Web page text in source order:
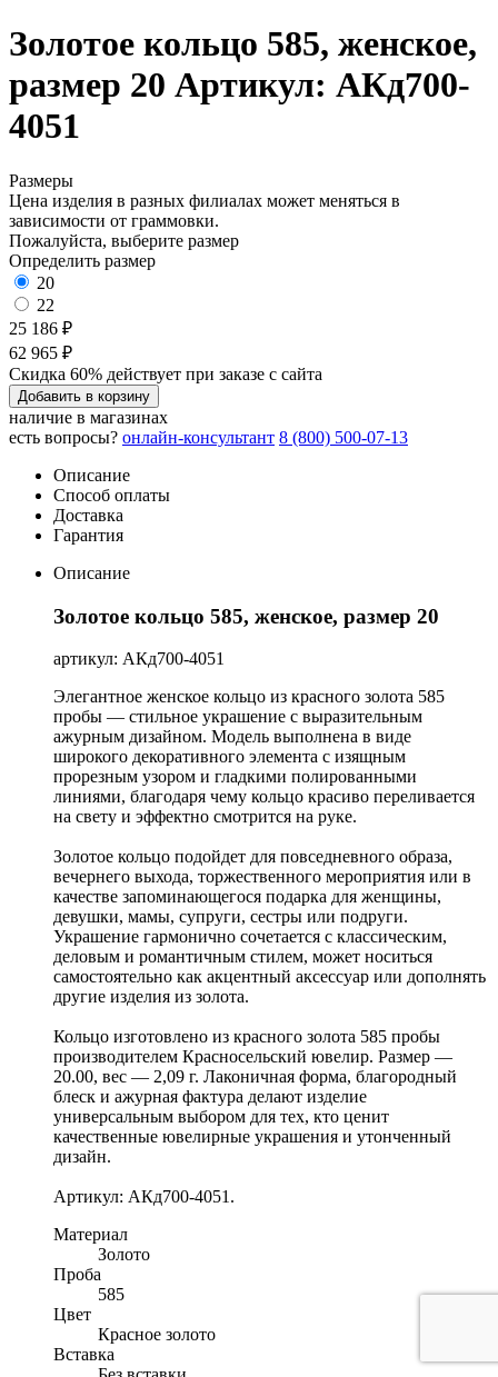
Золотое кольцо 585, женское,
размер 20 Артикул: АКд700-
4051
Размеры
Цена изделия в разных филиалах может меняться в
зависимости от граммовки.
Пожалуйста, выберите размер
Определить размер
20
22
25 186 ₽
62 965 ₽
Скидка 60% действует при заказе с сайта
Добавить в корзину
наличие в магазинах
есть вопросы? онлайн-консультант 8 (800) 500-07-13
Описание
Способ оплаты
Доставка
Гарантия
Описание
Золотое кольцо 585, женское, размер 20
артикул: АКд700-4051
Элегантное женское кольцо из красного золота 585
пробы — стильное украшение с выразительным
ажурным дизайном. Модель выполнена в виде
широкого декоративного элемента с изящным
прорезным узором и гладкими полированными
линиями, благодаря чему кольцо красиво переливается
на свету и эффектно смотрится на руке.
Золотое кольцо подойдет для повседневного образа,
вечернего выхода, торжественного мероприятия или в
качестве запоминающегося подарка для женщины,
девушки, мамы, супруги, сестры или подруги.
Украшение гармонично сочетается с классическим,
деловым и романтичным стилем, может носиться
самостоятельно как акцентный аксессуар или дополнять
другие изделия из золота.
Кольцо изготовлено из красного золота 585 пробы
производителем Красносельский ювелир. Размер —
20.00, вес — 2,09 г. Лаконичная форма, благородный
блеск и ажурная фактура делают изделие
универсальным выбором для тех, кто ценит
качественные ювелирные украшения и утонченный
дизайн.
Артикул: АКд700-4051.
Материал
Золото
Проба
585
Цвет
Красное золото
Вставка